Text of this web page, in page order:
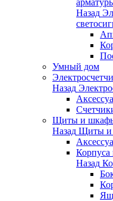
Назад
Умный дом
Назад
Щиты и
Назад Щиты и
Корпуса
Назад